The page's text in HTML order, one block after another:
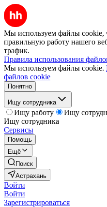
Мы используем файлы cookie,
правильную работу нашего
трафик.
Правила использования
Мы используем файлы cookie.
файлов cookie
Понятно
Ищу сотрудника
Ищу работу
Ищу
Ищу сотрудника
Сервисы
Помощь
Ещё
Поиск
Астрахань
Войти
Войти
Зарегистрироваться